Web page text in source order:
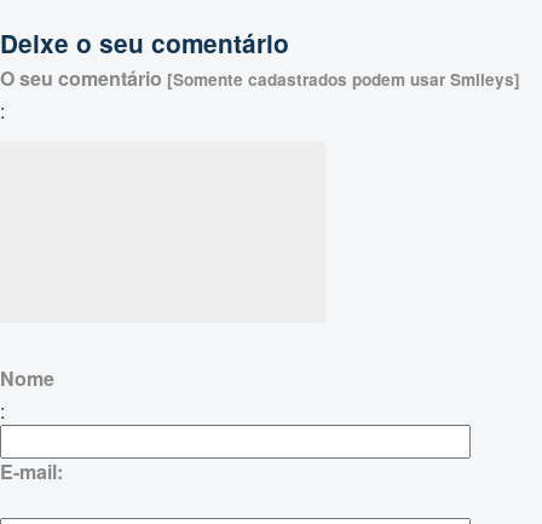
Deixe o seu comentário
O seu comentário [Somente cadastrados podem usar Smileys]
:
Nome
:
E-mail: